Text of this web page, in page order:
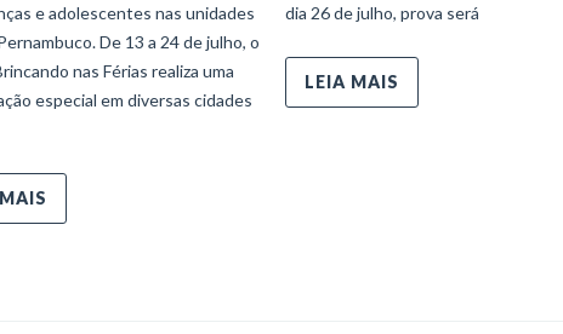
e adolescentes nas unidades
De 13 a 24 de julho, o
nas Férias realiza uma
especial em diversas cidades
dia 26 de julho, prova será
LEIA MAIS